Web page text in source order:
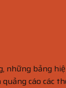
bảng
cáo các